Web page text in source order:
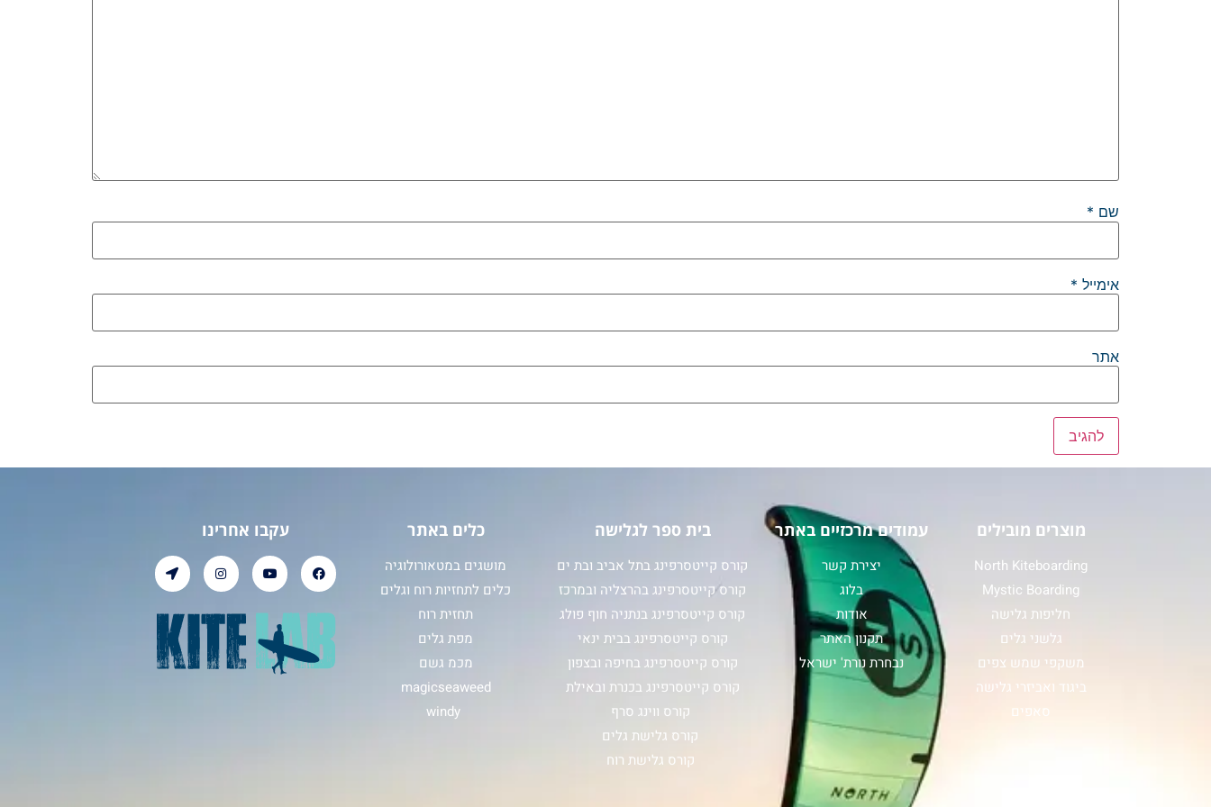
שם *
אימייל *
אתר
מוצרים מובילים
North Kiteboarding
Mystic Boarding
חליפות גלישה
גלשני גלים
משקפי שמש צפים
ביגוד ואביזרי גלישה
סאפים
עמודים מרכזיים באתר
יצירת קשר
בלוג
אודות
תקנון האתר
נבחרת נורת' ישראל
בית ספר לגלישה
קורס קייטסרפינג בתל אביב ובת ים
קורס קייטסרפינג בהרצליה ובמרכז
קורס קייטסרפינג בנתניה חוף פולג
קורס קייטסרפינג בבית ינאי
קורס קייטסרפינג בחיפה ובצפון
קורס קייטסרפינג בכנרת ובאילת
קורס ווינג סרף
קורס גלישת גלים
קורס גלישת רוח
כלים באתר
מושגים במטאורולוגיה
כלים לתחזיות רוח וגלים
תחזית רוח
מפת גלים
מכמ גשם
magicseaweed
windy
עקבו אחרינו